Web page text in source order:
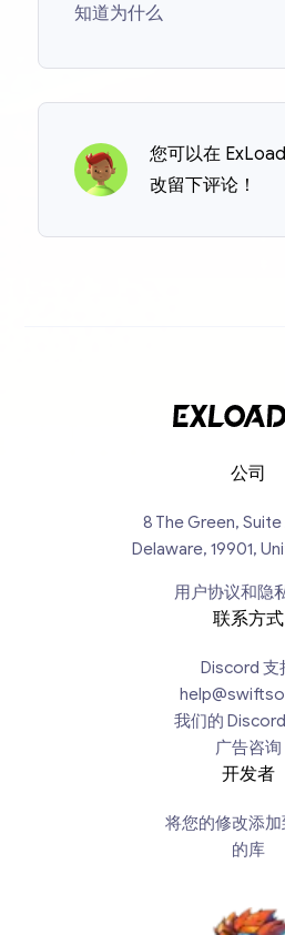
知道为什么
您可以在
改留下评论！
公司
8 The Green,
Delaware, 19901,
用户协议和隐
联系方式
Discord 支
我们的
广告咨询
开发者
将您的修改添
的库